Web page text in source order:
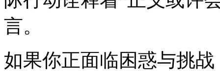
言。
如果你正面临困惑与挑